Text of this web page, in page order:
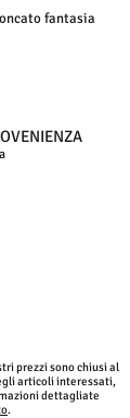
fantasia
prezzi sono chiusi al
articoli interessati,
dettagliate
.